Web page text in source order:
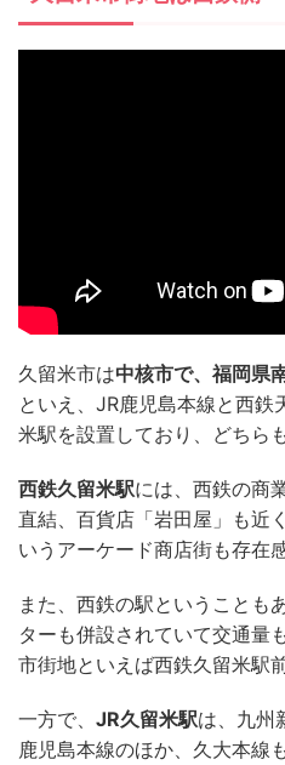
久留米市は中核市で、福岡県
といえ、JR鹿児島本線と西鉄
米駅を設置しており、どちら
西鉄久留米駅には、西鉄の商
直結、百貨店「岩田屋」も近
いうアーケード商店街も存在
また、西鉄の駅ということも
ターも併設されていて交通量
市街地といえば西鉄久留米駅
一方で、 JR久留米駅は、九州
鹿児島本線のほか、久大本線